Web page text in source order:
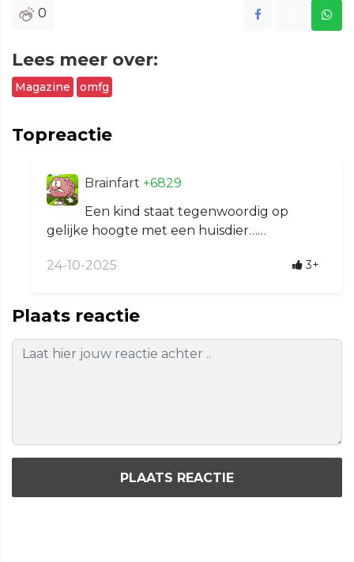
0
Lees meer over:
Magazine omfg
Topreactie
Brainfart +6829
Een kind staat tegenwoordig op
gelijke hoogte met een huisdier……
24-10-2025 3+
Plaats reactie
PLAATS REACTIE